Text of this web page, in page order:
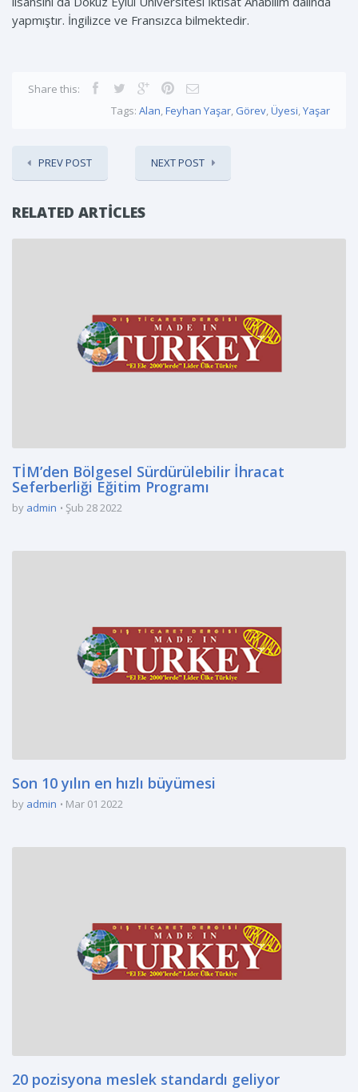
yapmıştır. İngilizce ve Fransızca bilmektedir.
Share this:
Tags: Alan,Feyhan Yaşar, Görev,Üyesi,Yaşar
PREV POST NEXT POST
RELATED ARTICLES
TİM’den Bölgesel Sürdürülebilir İhracat
Seferberliği Eğitim Programı
by admin Şub 28 2022
Son 10 yılın en hızlı büyümesi
by admin Mar 01 2022
20 pozisyona meslek standardı geliyor